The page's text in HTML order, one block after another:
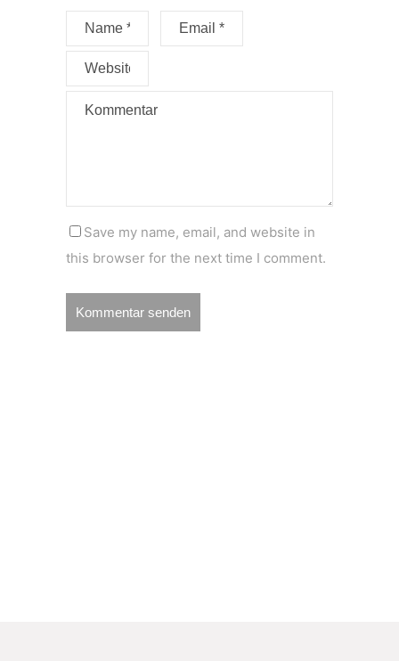
Save my name, email, and website in
this browser for the next time I comment.